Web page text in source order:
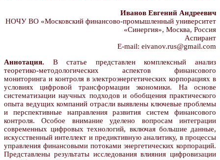
Иванов Евгений Андреевич
НОЧУ ВО «Московский финансово-промышленный университет
«Синергия», Москва, Россия
Аспирант
E-mail: eivanov.rus@gmail.com
Аннотация. В статье представлен комплексный анализ
теоретико-методологических аспектов финансового
мониторинга и контроля в электроэнергетических корпорациях в
условиях цифровой трансформации экономики. На основе
систематизации научных подходов и обобщения практического
опыта ведущих компаний отрасли выявлены ключевые проблемы
и перспективные направления развития систем финансового
контроля. Особое внимание уделено вопросам интеграции
современных цифровых технологий, включая большие данные,
искусственный интеллект и предиктивную аналитику, в процессы
управления финансовыми потоками энергетических корпораций.
Представлены результаты исследования влияния цифровизации